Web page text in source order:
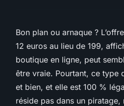
Bon plan ou arnaque ?
12 euros au lieu de 199,
boutique en ligne, peut
être vraie. Pourtant, ce type
et bien, et elle est 100 %
réside pas dans un piratage,